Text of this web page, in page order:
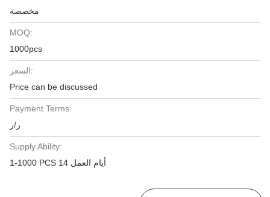
مخصصة
MOQ:
1000pcs
السعر:
Price can be discussed
Payment Terms:
ر/ر
Supply Ability:
1-1000 PCS 14 أيام العمل